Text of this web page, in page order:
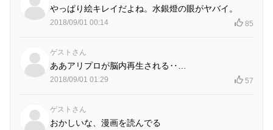
やっぱり絵キレイだよね。水銀燈の眼がヤバイ。
2018/09/01 00:14 85
ゲストさん
ああアリプロが脳内再生される‥…
2018/09/01 01:29 57
ゲストさん
おかしいな、漫画を読んでる